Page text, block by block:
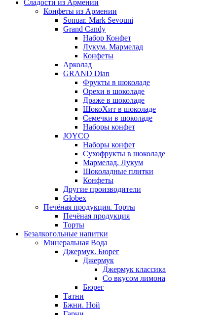
Сладости из Армении
Конфеты из Армении
Sonuar. Mark Sevouni
Grand Candy
Набор Конфет
Лукум. Мармелад
Конфеты
Арколад
GRAND Dian
Фрукты в шоколаде
Орехи в шоколаде
Драже в шоколаде
ШокоХит в шоколаде
Семечки в шоколаде
Наборы конфет
JOYCO
Наборы конфет
Сухофрукты в шоколаде
Мармелад. Лукум
Шоколадные плитки
Конфеты
Другие производители
Globex
Печёная продукция. Торты
Печёная продукция
Торты
Безалкогольные напитки
Минеральная Вода
Джермук. Бюрег
Джермук
Джермук классика
Со вкусом лимона
Бюрег
Татни
Бжни. Ной